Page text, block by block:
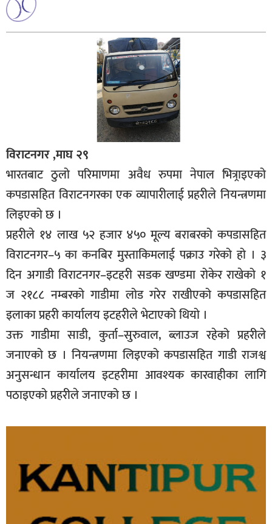
विराटनगर ,माघ २९
भारतबाट ठुलो परिमाणमा अवैध रुपमा नेपाल भित्र्राइएको
कपडासहित विराटनगरका एक व्यापारीलाई प्रहरीले नियन्त्रणमा
लिइएको छ ।
प्रहरीले १४ लाख ५२ हजार ४५० मूल्य बराबरको कपडासहित
विराटनगर–५ का कनबिर मुस्ताकिमलाई पक्राउ गरेको हो । ३
दिन अगाडी विराटनगर–इटहरी सडक खण्डमा रोकेर राखेको १
ज २१८८ नम्बरको गाडीमा लोड गरेर राखीएको कपडासहित
इलाका प्रहरी कार्यालय इटहरीले भेटाएको थियो ।
उक्त गाडीमा साडी, कुर्ता–सुरुवाल, ब्लाउज रहेको प्रहरीले
जनाएको छ । नियन्त्रणमा लिइएको कपडासहित गाडी राजश्व
अनुसन्धान कार्यालय इटहरीमा आवश्यक कारवाहीका लागि
पठाइएको प्रहरीले जनाएको छ ।